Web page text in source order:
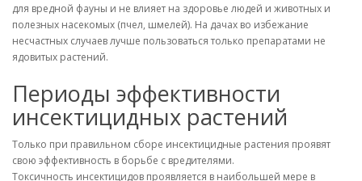
для вредной фауны и не влияет на здоровье людей и животных и
полезных насекомых (пчел, шмелей). На дачах во избежание
несчастных случаев лучше пользоваться только препаратами не
ядовитых растений.
Периоды эффективности
инсектицидных растений
Только при правильном сборе инсектицидные растения проявят
свою эффективность в борьбе с вредителями.
Токсичность инсектицидов проявляется в наибольшей мере в